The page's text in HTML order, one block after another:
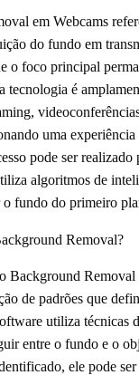
em Webcams
do fundo em
o foco principal
tecnologia é
uma
pode ser
algoritmos de
o fundo do primeiro
Removal?
Background Removal
de padrões que
utiliza técnicas
entre o fundo e o
ele pode